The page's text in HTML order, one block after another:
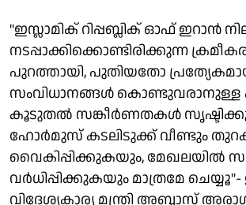
"ഇസ്ലാമിക് റിപ്പബ്ലിക് ഓഫ് ഇറാൻ
നടപ്പാക്കിക്കൊണ്ടിരിക്കുന്ന
പുറത്തായി, പുതിയതോ
സംവിധാനങ്ങൾ
കൂടുതൽ സങ്കീർണതകൾ
ഹോർമുസ് കടലിടുക്ക് വീണ്ടും
വൈകിപ്പിക്കുകയും, മേഖലയിൽ
വർധിപ്പിക്കുകയും മാത്രമേ
വിദേശ്യകാര്യ മന്ത്രി അബ്ബാസ്